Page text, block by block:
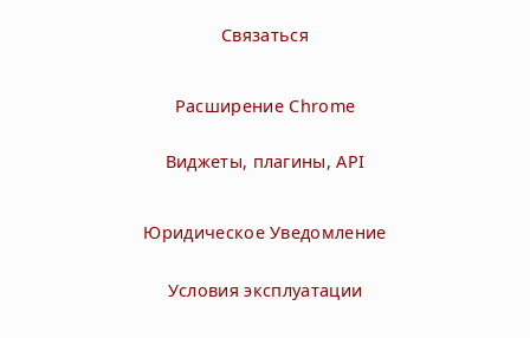
Связаться
Расширение Chrome
Виджеты, плагины, API
Юридическое Уведомление
Условия эксплуатации